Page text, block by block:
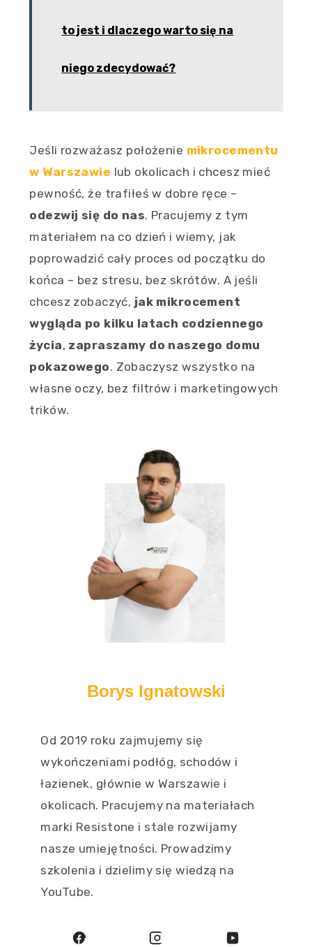
to jest i dlaczego warto się na
niego zdecydować?
Jeśli rozważasz położenie mikrocementu
w Warszawie lub okolicach i chcesz mieć
pewność, że trafiłeś w dobre ręce –
odezwij się do nas. Pracujemy z tym
materiałem na co dzień i wiemy, jak
poprowadzić cały proces od początku do
końca – bez stresu, bez skrótów. A jeśli
chcesz zobaczyć, jak mikrocement
wygląda po kilku latach codziennego
życia, zapraszamy do naszego domu
pokazowego. Zobaczysz wszystko na
własne oczy, bez filtrów i marketingowych
trików.
Borys Ignatowski
Od 2019 roku zajmujemy się
wykończeniami podłóg, schodów i
łazienek, głównie w Warszawie i
okolicach. Pracujemy na materiałach
marki Resistone i stale rozwijamy
nasze umiejętności. Prowadzimy
szkolenia i dzielimy się wiedzą na
YouTube.